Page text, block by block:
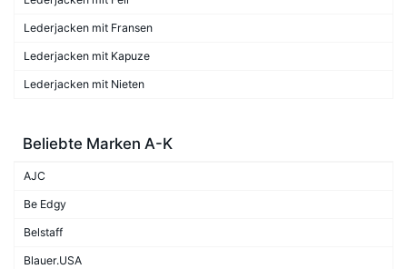
Lederjacken mit Fransen
Lederjacken mit Kapuze
Lederjacken mit Nieten
Beliebte Marken A-K
AJC
Be Edgy
Belstaff
Blauer.USA